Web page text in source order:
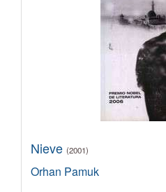
Nieve (2001)
Orhan Pamuk